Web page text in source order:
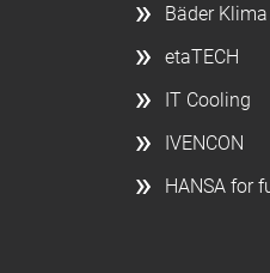
Bäder Klima
etaTECH
IT Cooling
IVENCON
HANSA for